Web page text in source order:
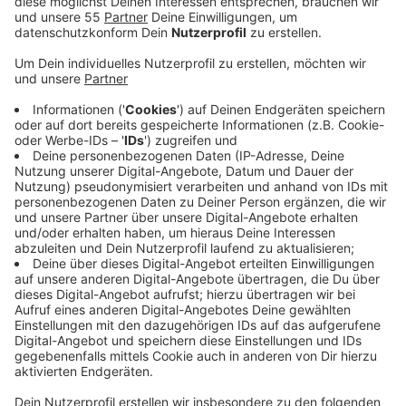
Medizinstudierende, Assistenärzte sowie für
Ausbildung bis zur Praxisgründung oder
-übernahme. Die Idee dahinter ist, Interessierten
den Einstieg in den Kreis Kleve zu erleichtern, egal
ob es um erste Praxiserfahrungen, die
Facharztweiterbildung oder später um eine eigene
Praxis geht. Weitere Infos gibt esHIER!
Veröffentlicht:Freitag, 15.05.2026 10:16
Anzeige